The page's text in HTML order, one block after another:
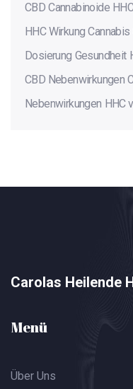
CBD Cannabinoide
HHC Wirkung Cannabis
Dosierung Gesundheit
CBD Nebenwirkungen
Nebenwirkungen HHC
Carolas Heilende
Menü
Über Uns